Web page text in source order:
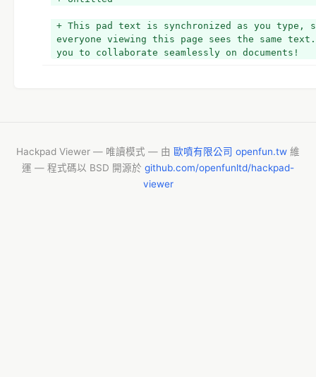
+ This pad text is synchronized as you type,
everyone viewing this page sees the same
you to collaborate seamlessly on documents!
Hackpad Viewer — 唯讀模式 — 由 歐噴有限公司 openfun.tw 維
運 — 程式碼以 BSD 開源於 github.com/openfunltd/hackpad-
viewer